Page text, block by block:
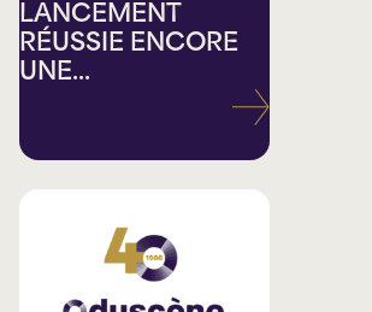
LANCEMENT
RÉUSSIE ENCORE
UNE...